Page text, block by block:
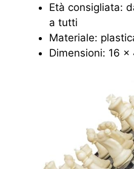
Età consigliata:
a tutti
Materiale:
Dimensioni: 16